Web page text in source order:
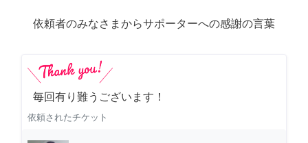
依頼者のみなさまからサポーターへの感謝の言葉
毎回有り難うございます！
依頼されたチケット